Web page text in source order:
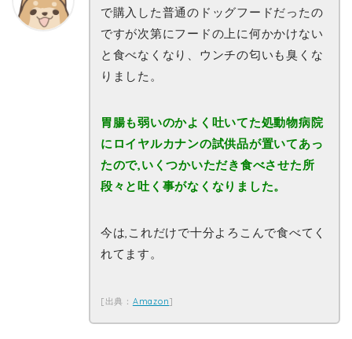
で購入した普通のドッグフードだったの
ですが次第にフードの上に何かかけない
と食べなくなり、ウンチの匂いも臭くな
りました。
胃腸も弱いのかよく吐いてた処動物病院
にロイヤルカナンの試供品が置いてあっ
たので,いくつかいただき食べさせた所
段々と吐く事がなくなりました。
今は,これだけで十分よろこんで食べてく
れてます。
[出典： Amazon]